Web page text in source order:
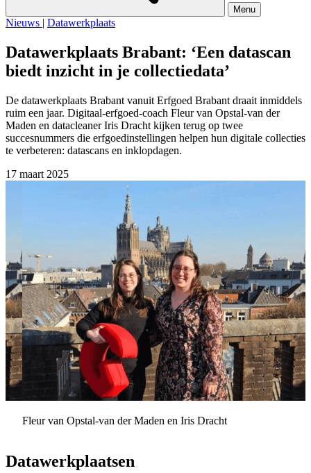
Menu
Nieuws | Datawerkplaats
Datawerkplaats Brabant: ‘Een datascan
biedt inzicht in je collectiedata’
De datawerkplaats Brabant vanuit Erfgoed Brabant draait inmiddels
ruim een jaar. Digitaal-erfgoed-coach Fleur van Opstal-van der
Maden en datacleaner Iris Dracht kijken terug op twee
succesnummers die erfgoedinstellingen helpen hun digitale collecties
te verbeteren: datascans en inklopdagen.
17 maart 2025
Fleur van Opstal-van der Maden en Iris Dracht
Datawerkplaatsen